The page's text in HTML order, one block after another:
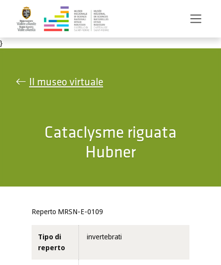
Salta al contenuto principale
}
Il museo virtuale
Cataclysme riguata
Hubner
Reperto MRSN-E-0109
Tipo di
reperto
invertebrati